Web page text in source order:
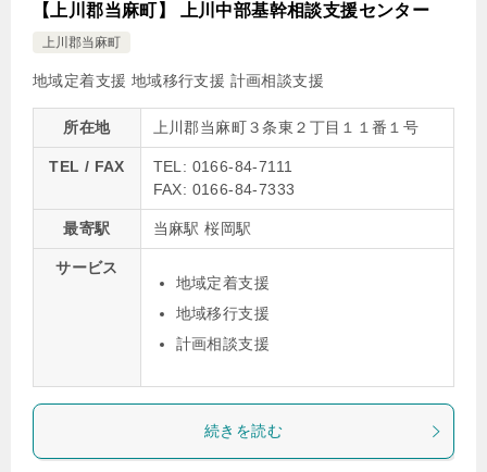
【上川郡当麻町】 上川中部基幹相談支援センター
上川郡当麻町
地域定着支援 地域移行支援 計画相談支援
所在地 上川郡当麻町３条東２丁目１１番１号
TEL / FAX
TEL: 0166-84-7111
FAX: 0166-84-7333
最寄駅 当麻駅 桜岡駅
サービス
地域定着支援
地域移行支援
計画相談支援
続きを読む